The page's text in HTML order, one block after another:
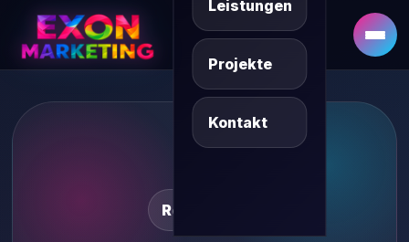
Leistungen
Projekte
Kontakt
DE SQ/XK
Reutlingen